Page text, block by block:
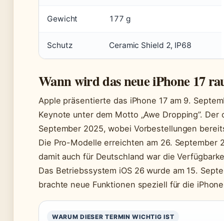
Gewicht 177 g
Schutz Ceramic Shield 2, IP68
Wann wird das neue iPhone 17
Apple präsentierte das iPhone 17 am 9.
Keynote unter dem Motto „Awe Dropping”.
September 2025, wobei Vorbestellungen
Die Pro-Modelle erreichten am 26. September
damit auch für Deutschland war die
Das Betriebssystem iOS 26 wurde am 15.
brachte neue Funktionen speziell für die
WARUM DIESER TERMIN WICHTIG IST